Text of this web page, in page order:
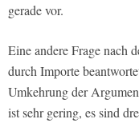
gerade vor.
Eine andere Frage nach
durch Importe
Umkehrung der
ist sehr gering, es sind